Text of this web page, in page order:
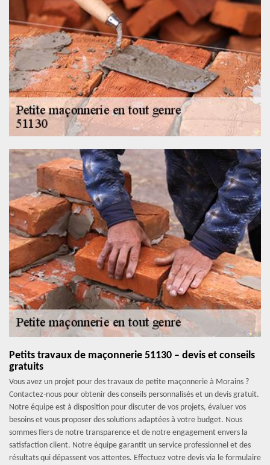
Petits travaux de maçonnerie 51130 – devis et conseils
gratuits
Vous avez un projet pour des travaux de petite maçonnerie à Morains ?
Contactez-nous pour obtenir des conseils personnalisés et un devis gratuit.
Notre équipe est à disposition pour discuter de vos projets, évaluer vos
besoins et vous proposer des solutions adaptées à votre budget. Nous
sommes fiers de notre transparence et de notre engagement envers la
satisfaction client. Notre équipe garantit un service professionnel et des
résultats qui dépassent vos attentes. Effectuez votre devis via le formulaire